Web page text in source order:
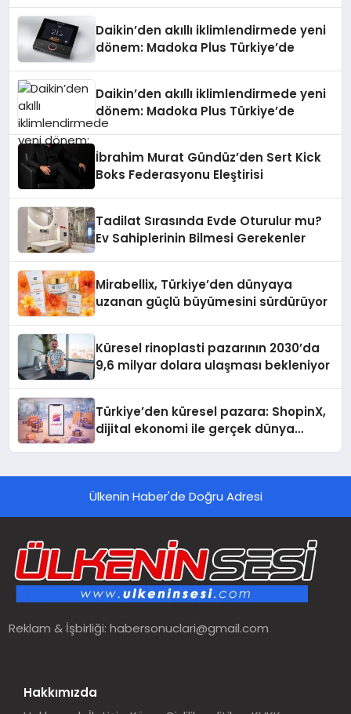
Daikin’den akıllı iklimlendirmede yeni
dönem: Madoka Plus Türkiye’de
Daikin’den akıllı iklimlendirmede yeni
dönem: Madoka Plus Türkiye’de
İbrahim Murat Gündüz’den Sert Kick
Boks Federasyonu Eleştirisi
Tadilat Sırasında Evde Oturulur mu?
Ev Sahiplerinin Bilmesi Gerekenler
Mirabellix, Türkiye’den dünyaya
uzanan güçlü büyümesini sürdürüyor
Küresel rinoplasti pazarının 2030’da
9,6 milyar dolara ulaşması bekleniyor
Türkiye’den küresel pazara: ShopinX,
dijital ekonomi ile gerçek dünya
Ülkenin Haber'de Doğru Adresi
Reklam & İşbirliği:habersonuclari@gmail.com
Hakkımızda